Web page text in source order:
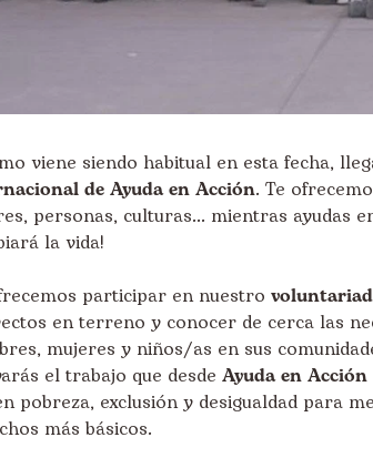
viene siendo habitual en esta fecha,
de Ayuda en Acción. Te
personas, culturas... mientras ayudas
la vida!
participar en nuestro
en terreno y conocer de cerca las
mujeres y niños/as en sus
el trabajo que desde Ayuda en Acción
pobreza, exclusión y desigualdad para
más básicos.